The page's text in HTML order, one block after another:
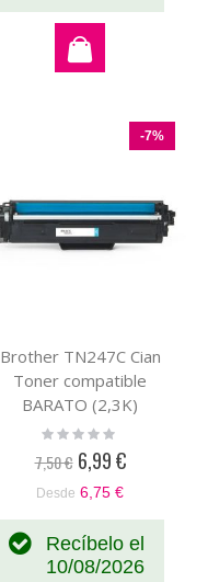
-7%
Brother TN247C Cian
Toner compatible
BARATO (2,3K)
Rating:
7,50 € Precio
6,99 €
Desde 6,75 €
Recíbelo el
10/08/2026